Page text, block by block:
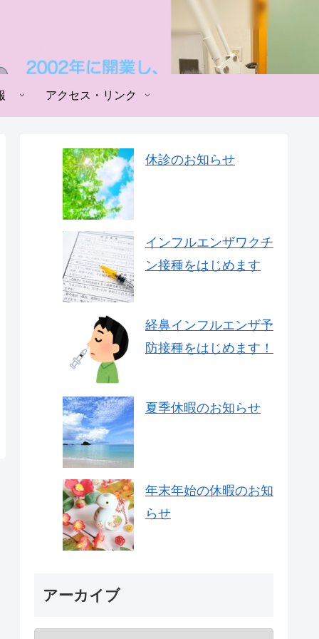
アクセス・リンク
休診のお知らせ
インフルエンザワクチ
ン接種をはじめます
経鼻インフルエンザ予
防接種をはじめます！
夏季休暇のお知らせ
年末年始の休暇のお知
らせ
アーカイブ